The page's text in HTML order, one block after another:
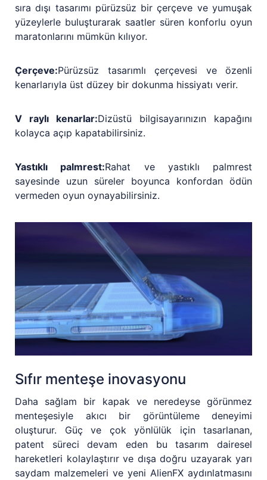
sıra dışı tasarımı pürüzsüz bir çerçeve ve yumuşak
yüzeylerle buluşturarak saatler süren konforlu oyun
maratonlarını mümkün kılıyor.
Çerçeve:Pürüzsüz tasarımlı çerçevesi ve özenli
kenarlarıyla üst düzey bir dokunma hissiyatı verir.
V raylı kenarlar:Dizüstü bilgisayarınızın kapağını
kolayca açıp kapatabilirsiniz.
Yastıklı palmrest:Rahat ve yastıklı palmrest
sayesinde uzun süreler boyunca konfordan ödün
vermeden oyun oynayabilirsiniz.
Sıfır menteşe inovasyonu
Daha sağlam bir kapak ve neredeyse görünmez
menteşesiyle akıcı bir görüntüleme deneyimi
oluşturur. Güç ve çok yönlülük için tasarlanan,
patent süreci devam eden bu tasarım dairesel
hareketleri kolaylaştırır ve dışa doğru uzayarak yarı
saydam malzemeleri ve yeni AlienFX aydınlatmasını